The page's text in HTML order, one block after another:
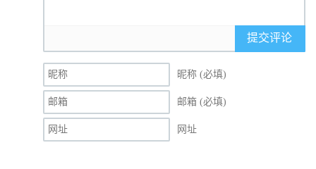
提交评论
昵称 (必填)
邮箱 (必填)
网址